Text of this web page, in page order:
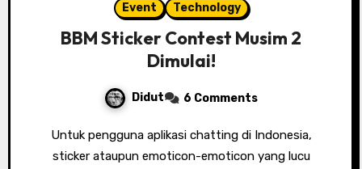
Event Technology
BBM Sticker Contest Musim 2
Dimulai!
Didut 6 Comments
Untuk pengguna aplikasi chatting di Indonesia,
sticker ataupun emoticon-emoticon yang lucu